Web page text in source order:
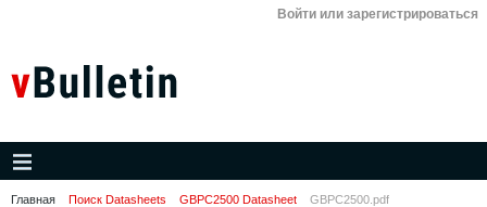
Войти или зарегистрироваться
Главная Поиск Datasheets GBPC2500 Datasheet GBPC2500.pdf